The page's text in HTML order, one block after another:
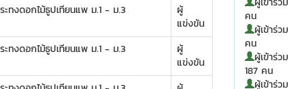
ทงดอกไม้ธูปเทียนแพ ม.1 - ม.3
ผู้
แข่งขัน
ทงดอกไม้ธูปเทียนแพ ม.1 - ม.3
ผู้
แข่งขัน
คน
ผู้เข้าร่วม
คน
ผู้เข้าร่วม
187 คน
ผู้เข้าร่วม